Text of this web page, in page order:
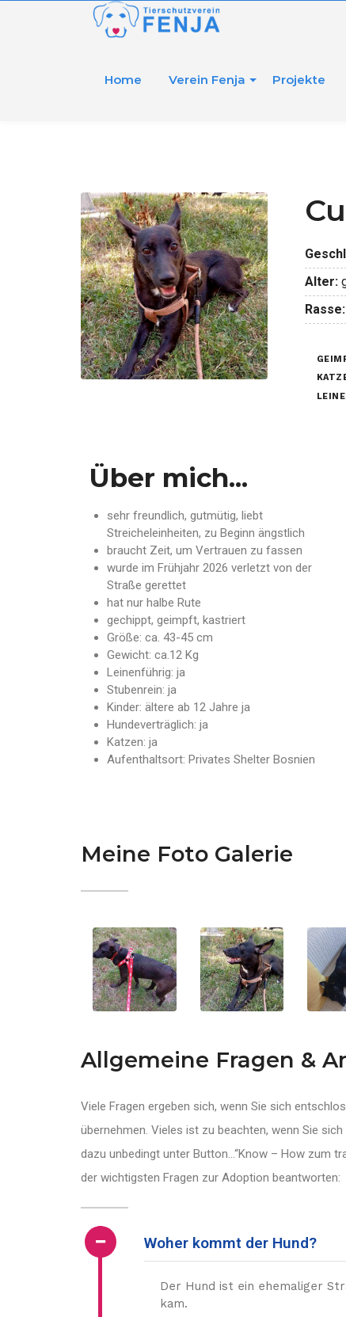
Home Verein Fenja Projekte
Alter:
Rasse:
Über mich...
sehr freundlich, gutmütig, liebt
Streicheleinheiten, zu Beginn ängstlich
braucht Zeit, um Vertrauen zu fassen
wurde im Frühjahr 2026 verletzt von der
Straße gerettet
hat nur halbe Rute
gechippt, geimpft, kastriert
Größe: ca. 43-45 cm
Gewicht: ca.12 Kg
Leinenführig: ja
Stubenrein: ja
Kinder: ältere ab 12 Jahre ja
Hundeverträglich: ja
Katzen: ja
Aufenthaltsort: Privates Shelter Bosnien
Meine Foto Galerie
Allgemeine Fragen &
Viele Fragen ergeben sich, wenn Sie sich
übernehmen. Vieles ist zu beachten, wenn Sie
dazu unbedingt unter Button…“Know – How zum
der wichtigsten Fragen zur Adoption beantworten:
Woher kommt der Hund?
Der Hund ist ein ehemaliger
kam.